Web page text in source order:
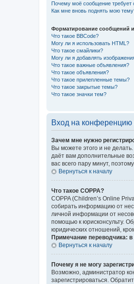
Почему моё сообщение требует
Как мне вновь поднять мою
Форматирование сообщений
Что такое BBCode?
Могу ли я использовать HTML?
Что такое смайлики?
Могу ли я добавлять
Что такое важные объявления?
Что такое объявления?
Что такое прилепленные темы?
Что такое закрытые темы?
Что такое значки тем?
Вход на конференцию
Зачем мне нужно
Вы можете этого и не
даёт вам дополнительные
вас всего пару минут,
Вернуться к началу
Что такое COPPA?
COPPA (Children’s Online
собирать информацию от
личной информации от
помощью к юрисконсульту.
юридических отношений,
Примечание переводчика:
Вернуться к началу
Почему я не могу
Возможно, администратор
зарегистрироваться.